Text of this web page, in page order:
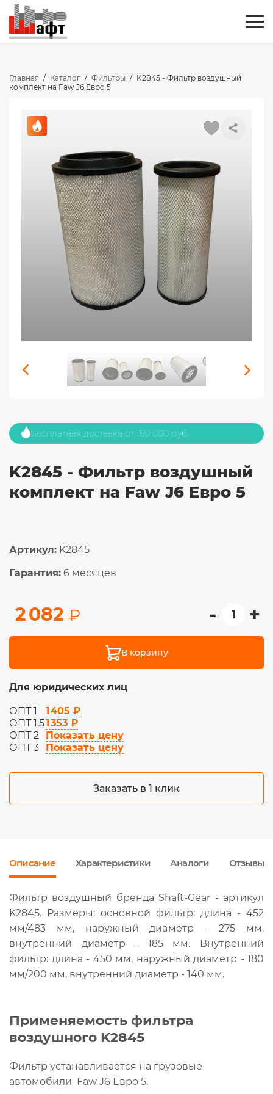
Главная / Каталог / Фильтры / K2845 - Фильтр воздушный
комплект на Faw J6 Евро 5
Бесплатная доставка от 150 000 руб.
K2845 - Фильтр воздушный
комплект на Faw J6 Евро 5
Артикул: K2845
Гарантия: 6 месяцев
2 082 ₽ - +
В корзину
Для юридических лиц
ОПТ 1
1 405 ₽
ОПТ 1,51 353 ₽
ОПТ 2
Показать цену
ОПТ 3
Показать цену
Заказать в 1 клик
Описание Характеристики Аналоги Отзывы
Фильтр воздушный бренда Shaft-Gear - артикул
K2845. Размеры: основной фильтр: длина - 452
мм/483 мм, наружный диаметр - 275 мм,
внутренний диаметр - 185 мм. Внутренний
фильтр: длина - 450 мм, наружный диаметр - 180
мм/200 мм, внутренний диаметр - 140 мм.
Применяемость фильтра
воздушного K2845
Фильтр устанавливается на грузовые
автомобили Faw J6 Евро 5.